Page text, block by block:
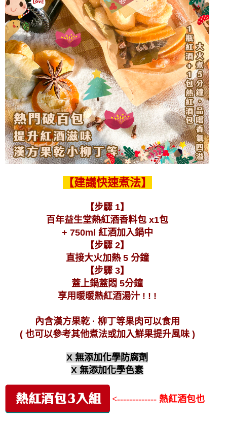
【建議快速煮法】
【步驟 1】
百年益生堂熱紅酒香料包 x1包
+ 750ml 紅酒加入鍋中
【步驟 2】
直接大火加熱 5 分鐘
【步驟 3】
蓋上鍋蓋悶 5分鐘
享用暖暖熱紅酒湯汁 ! ! !
內含漢方果乾 · 柳丁等果肉可以食用
( 也可以參考其他煮法或加入鮮果提升風味 )
X 無添加化學防腐劑
X 無添加化學色素
<------------- 熱紅酒包也